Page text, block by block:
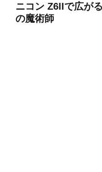
ニコン Z6IIで広が
の魔術師